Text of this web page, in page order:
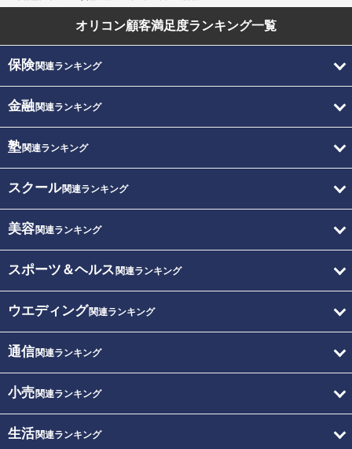
オリコン顧客満足度ランキング一覧
保険関連ランキング
金融関連ランキング
塾関連ランキング
スクール関連ランキング
美容関連ランキング
スポーツ＆ヘルス 関連ランキング
ウエディング関連ランキング
通信関連ランキング
小売関連ランキング
生活関連ランキング